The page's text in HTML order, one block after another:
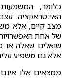
כלומר,
האינטראקציה.
מצב קיים, אלא
של אחת האפשרויות
שואלים שאלה או
אלא גם משפיע
ממצאים אלו אינם